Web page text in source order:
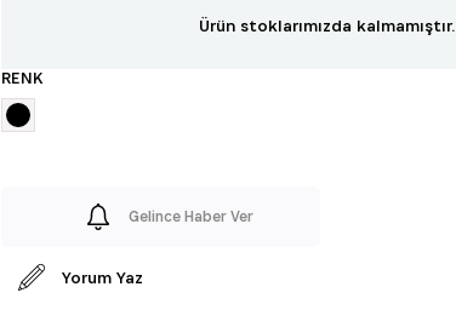
Ürün stoklarımızda kalmamıştır.
RENK
Gelince Haber Ver
Yorum Yaz